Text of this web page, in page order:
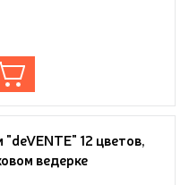
12 цветов,
ведерке